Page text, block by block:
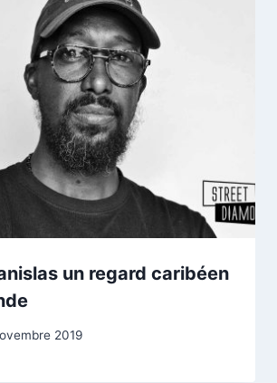
un regard caribéen
2019